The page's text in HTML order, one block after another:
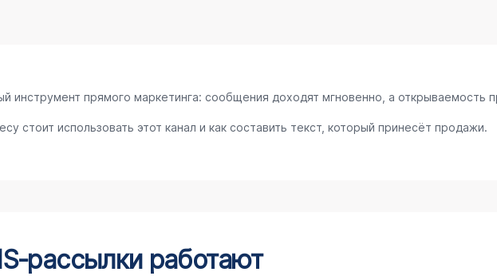
инструмент прямого маркетинга: сообщения доходят мгновенно, а открываемость
стоит использовать этот канал и как составить текст, который принесёт продажи.
работают